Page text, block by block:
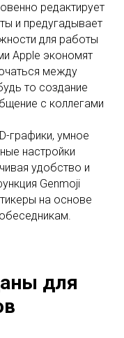
редактирует
и предугадывает
для работы
Apple экономят
между
то создание
с коллегами
графики, умное
настройки
удобство и
Genmoji
на основе
для